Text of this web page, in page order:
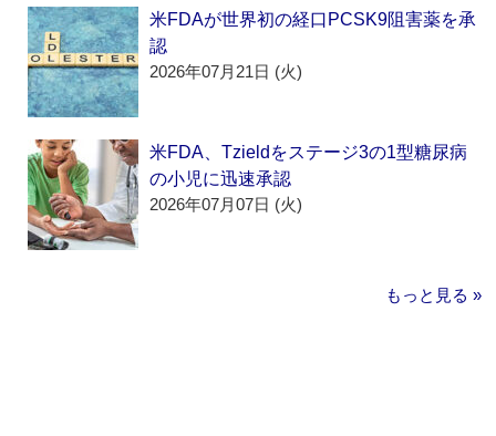
米FDAが世界初の経口PCSK9阻害薬を承
認
2026年07月21日 (火)
米FDA、Tzieldをステージ3の1型糖尿病
の小児に迅速承認
2026年07月07日 (火)
もっと見る »